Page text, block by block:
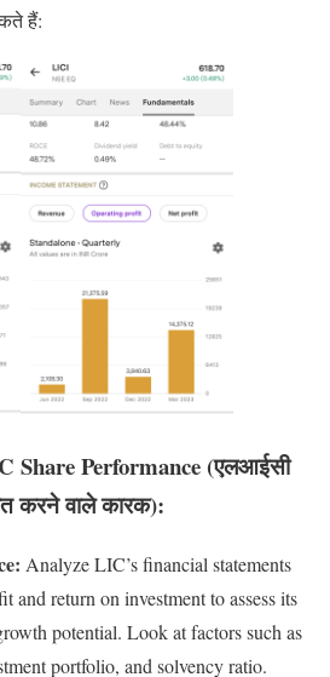
हैं:
Share Performance (एलआईसी
करने वाले कारक):
Analyze LIC’s financial statements
and return on investment to assess its
potential. Look at factors such as
portfolio, and solvency ratio.